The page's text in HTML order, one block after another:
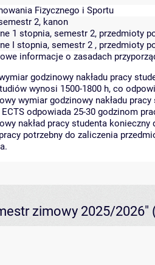
Fizycznego i Sportu
2, kanon
1 stopnia, semestr 2, przedmioty
I stopnia, semestr 2 , przedmioty
informacje o zasadach
godzinowy nakładu pracy
wynosi 1500-1800 h, co
wymiar godzinowy nakładu
odpowiada 25-30 godzinom
nakład pracy studenta
potrzebny do zaliczenia
zimowy 2025/2026"